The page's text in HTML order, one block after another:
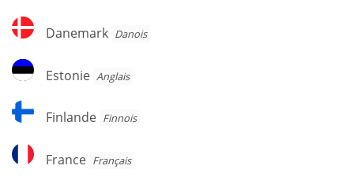
Danemark
Danemark Danois
Estonie
Estonie Anglais
Finlande
Finlande Finnois
France
France Français